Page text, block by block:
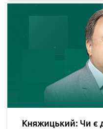
Княжицький: Чи є